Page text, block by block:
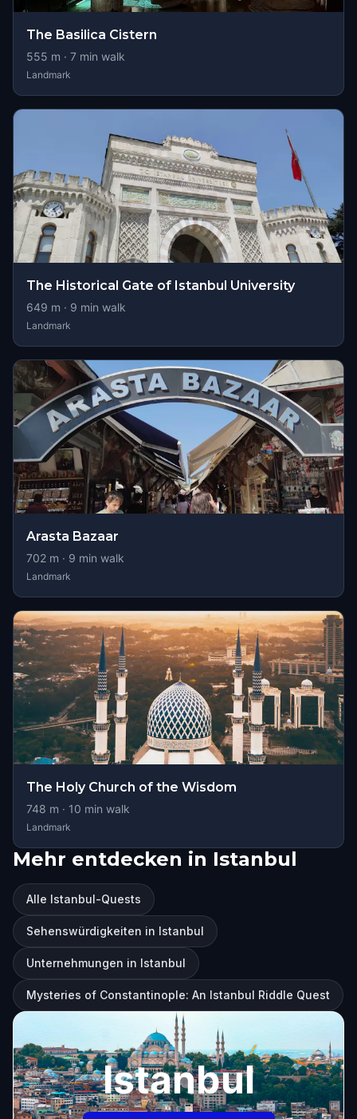
The Basilica Cistern
555 m · 7 min walk
Landmark
The Historical Gate of Istanbul University
649 m · 9 min walk
Landmark
Arasta Bazaar
702 m · 9 min walk
Landmark
The Holy Church of the Wisdom
748 m · 10 min walk
Landmark
Mehr entdecken in Istanbul
Alle Istanbul-Quests
Sehenswürdigkeiten in Istanbul
Unternehmungen in Istanbul
Mysteries of Constantinople: An Istanbul Riddle Quest
Istanbul